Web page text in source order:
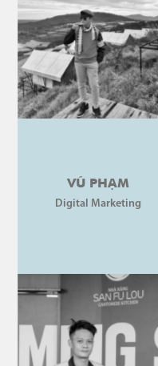
VŨ PHẠM
Digital Marketing